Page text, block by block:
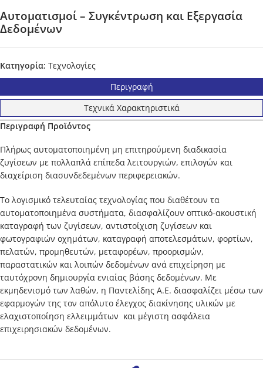
Αυτοματισμοί – Συγκέντρωση και Εξεργασία
Δεδομένων
Κατηγορία: Τεχνολογίες
Περιγραφή
Τεχνικά Χαρακτηριστικά
Περιγραφή Προϊόντος
Πλήρως αυτοματοποιημένη μη επιτηρούμενη διαδικασία
ζυγίσεων με πολλαπλά επίπεδα λειτουργιών, επιλογών και
διαχείριση διασυνδεδεμένων περιφερειακών.
Το λογισμικό τελευταίας τεχνολογίας που διαθέτουν τα
αυτοματοποιημένα συστήματα, διασφαλίζουν οπτικό-ακουστική
καταγραφή των ζυγίσεων, αντιστοίχιση ζυγίσεων και
φωτογραφιών οχημάτων, καταγραφή αποτελεσμάτων, φορτίων,
πελατών, προμηθευτών, μεταφορέων, προορισμών,
παραστατικών και λοιπών δεδομένων ανά επιχείρηση με
ταυτόχρονη δημιουργία ενιαίας βάσης δεδομένων. Με
εκμηδενισμό των λαθών, η Παντελίδης Α.Ε. διασφαλίζει μέσω των
εφαρμογών της τον απόλυτο έλεγχος διακίνησης υλικών με
ελαχιστοποίηση ελλειμμάτων και μέγιστη ασφάλεια
επιχειρησιακών δεδομένων.